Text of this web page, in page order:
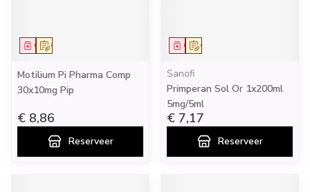
Op voorschrift
Geneesmiddel
Motilium Pi Pharma Comp
30x10mg Pip
€ 8,86
Reserveer
Op voorschrift
Geneesmiddel
Sanofi
Primperan Sol Or 1x200ml
5mg/5ml
€ 7,17
Reserveer